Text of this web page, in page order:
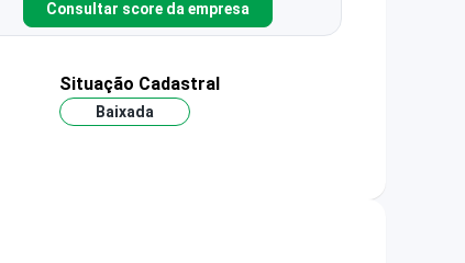
Consultar score da empresa
Situação Cadastral
Baixada